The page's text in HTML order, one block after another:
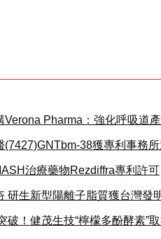
Verona Pharma：強化呼吸道
(7427)GNTbm-38獲專利事務
治療藥物Rezdiffra專利許可
研生新型陽離子脂質獲台灣發
破！健茂生技“檸檬多酚酵素”